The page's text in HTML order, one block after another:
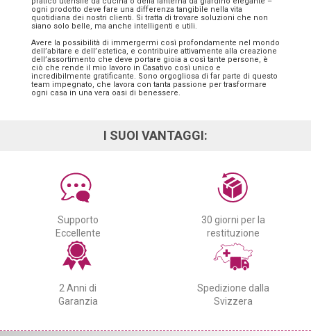
ogni prodotto deve fare una differenza tangibile nella vita
quotidiana dei nostri clienti. Si tratta di trovare soluzioni che non
siano solo belle, ma anche intelligenti e utili.
Avere la possibilità di immergermi così profondamente nel mondo
dell’abitare e dell’estetica, e contribuire attivamente alla creazione
dell’assortimento che deve portare gioia a così tante persone, è
ciò che rende il mio lavoro in Casativo così unico e
incredibilmente gratificante. Sono orgogliosa di far parte di questo
team impegnato, che lavora con tanta passione per trasformare
ogni casa in una vera oasi di benessere.
I SUOI VANTAGGI:
Supporto
Eccellente
30 giorni per la
restituzione
2 Anni di
Garanzia
Spedizione dalla
Svizzera